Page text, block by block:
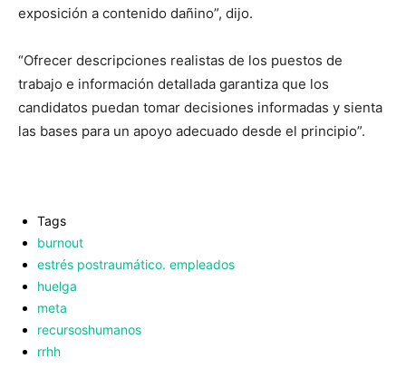
exposición a contenido dañino”, dijo.
“Ofrecer descripciones realistas de los puestos de
trabajo e información detallada garantiza que los
candidatos puedan tomar decisiones informadas y sienta
las bases para un apoyo adecuado desde el principio”.
Tags
burnout
estrés postraumático. empleados
huelga
meta
recursoshumanos
rrhh